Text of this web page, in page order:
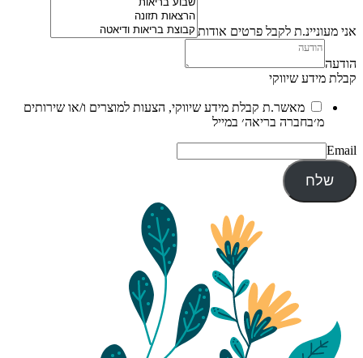
אני מעוניינ.ת לקבל פרטים אודות
הודעה
קבלת מידע שיווקי
מאשר.ת קבלת מידע שיווקי, הצעות למוצרים ו/או שירותים
מ׳בחברה בריאה׳ במייל
Email
שלח